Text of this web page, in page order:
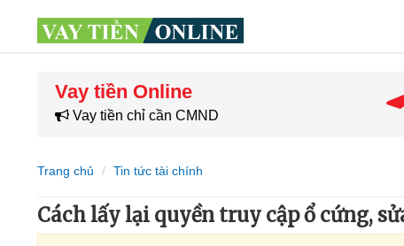
Vay tiền Online
Vay tiền chỉ cần CMND
Trang chủ Tin tức tài chính
Cách lấy lại quyền truy cập ổ cứng,